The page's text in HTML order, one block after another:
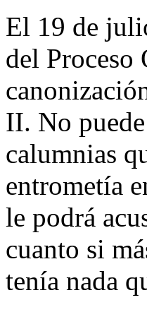
El 19 de
del Proceso
II. No
calumnias
entrometía
le podrá
cuanto si
tenía nada